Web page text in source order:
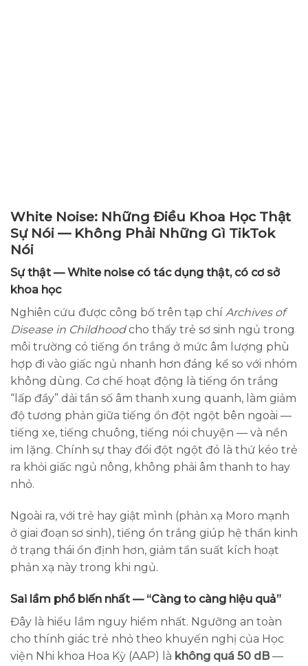
White Noise: Những Điều Khoa Học Thật
Sự Nói — Không Phải Những Gì TikTok
Nói
Sự thật — White noise có tác dụng thật, có cơ sở
khoa học
Nghiên cứu được công bố trên tạp chí Archives of
Disease in Childhoodcho thấy trẻ sơ sinh ngủ trong
môi trường có tiếng ồn trắng ở mức âm lượng phù
hợp đi vào giấc ngủ nhanh hơn đáng kể so với nhóm
không dùng. Cơ chế hoạt động là tiếng ồn trắng
“lấp đầy” dải tần số âm thanh xung quanh, làm giảm
độ tương phản giữa tiếng ồn đột ngột bên ngoài —
tiếng xe, tiếng chuông, tiếng nói chuyện — và nền
im lặng. Chính sự thay đổi đột ngột đó là thứ kéo trẻ
ra khỏi giấc ngủ nông, không phải âm thanh to hay
nhỏ.
Ngoài ra, với trẻ hay giật mình (phản xạ Moro mạnh
ở giai đoạn sơ sinh), tiếng ồn trắng giúp hệ thần kinh
ở trạng thái ổn định hơn, giảm tần suất kích hoạt
phản xạ này trong khi ngủ.
Sai lầm phổ biến nhất — “Càng to càng hiệu quả”
Đây là hiểu lầm nguy hiểm nhất. Ngưỡng an toàn
cho thính giác trẻ nhỏ theo khuyến nghị của Học
viện Nhi khoa Hoa Kỳ (AAP) là không quá 50 dB—